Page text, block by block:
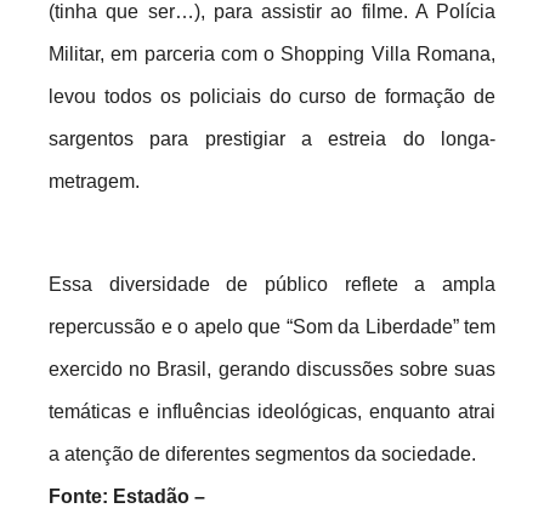
(tinha que ser…), para assistir ao filme. A Polícia
Militar, em parceria com o Shopping Villa Romana,
levou todos os policiais do curso de formação de
sargentos para prestigiar a estreia do longa-
metragem.
Essa diversidade de público reflete a ampla
repercussão e o apelo que “Som da Liberdade” tem
exercido no Brasil, gerando discussões sobre suas
temáticas e influências ideológicas, enquanto atrai
a atenção de diferentes segmentos da sociedade.
Fonte: Estadão –